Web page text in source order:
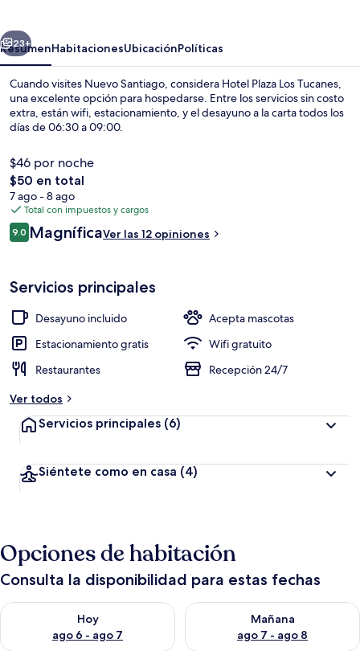
Siguiente
23+
ResumenHabitacionesUbicaciónPolíticas
Cuando visites Nuevo Santiago, considera Hotel Plaza Los Tucanes,
una excelente opción para hospedarse. Entre los servicios sin costo
extra, están wifi, estacionamiento, y el desayuno a la carta todos los
días de 06:30 a 09:00.
$46 por noche
El
precio
total
es
de
$50 en total
7 ago - 8 ago
Total con impuestos y cargos
Opiniones
9.09.0 de 10,
MagníficaVer las 12 opiniones
Servicios principales
Desayuno incluido
Acepta mascotas
Estacionamiento gratis
Wifi gratuito
Restaurantes
Recepción 24/7
Ver todos
Servicios principales (6)
Siéntete como en casa (4)
Opciones de habitación
Consulta la disponibilidad para estas fechas
Hoy
ago 6 - ago 7
Consulta la disponibilidad para hoy ago 6 - ago 7
Mañana
ago 7 - ago 8
Consulta la disponibilidad